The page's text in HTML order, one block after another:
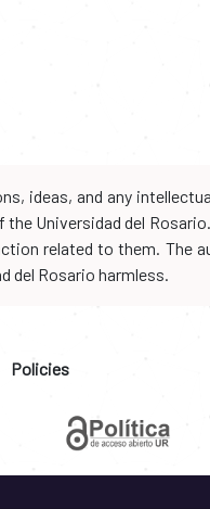
ideas, and any
the Universidad del
related to them. The
del Rosario harmless.
Policies